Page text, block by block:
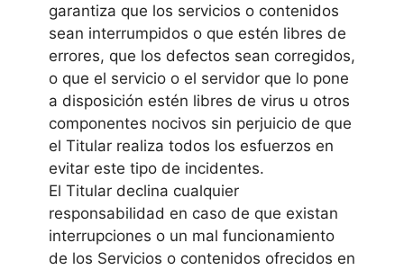
garantiza que los servicios o contenidos
sean interrumpidos o que estén libres de
errores, que los defectos sean corregidos,
o que el servicio o el servidor que lo pone
a disposición estén libres de virus u otros
componentes nocivos sin perjuicio de que
el Titular realiza todos los esfuerzos en
evitar este tipo de incidentes.
El Titular declina cualquier
responsabilidad en caso de que existan
interrupciones o un mal funcionamiento
de los Servicios o contenidos ofrecidos en